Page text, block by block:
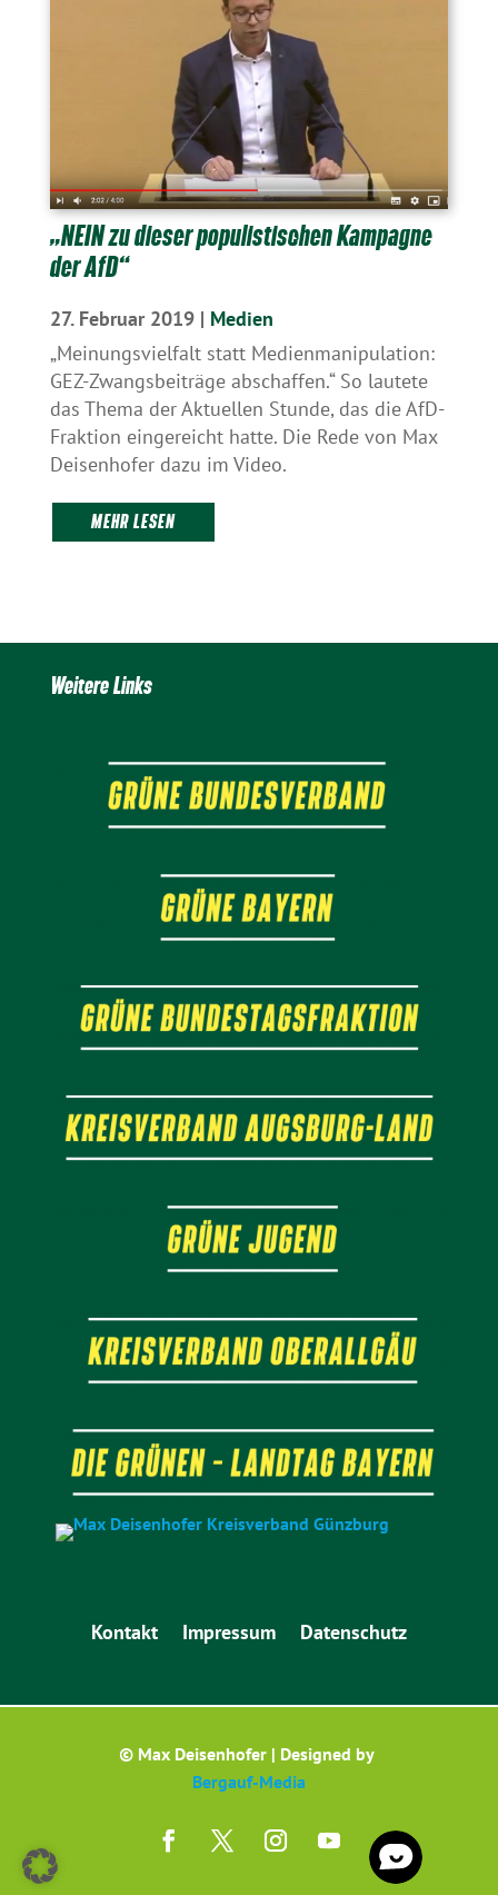
„NEIN zu dieser populistischen Kampagne
der AfD“
27. Februar 2019| Medien
„Meinungsvielfalt statt Medienmanipulation:
GEZ-Zwangsbeiträge abschaffen.“ So lautete
das Thema der Aktuellen Stunde, das die AfD-
Fraktion eingereicht hatte. Die Rede von Max
Deisenhofer dazu im Video.
MEHR LESEN
Weitere Links
Kontakt Impressum Datenschutz
© Max Deisenhofer | Designed by
Bergauf-Media